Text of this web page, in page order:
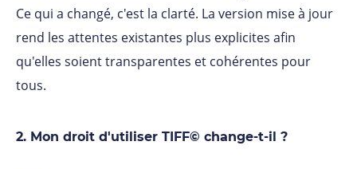
Ce qui a changé, c'est la clarté. La version mise à jour
rend les attentes existantes plus explicites afin
qu'elles soient transparentes et cohérentes pour
tous.
2. Mon droit d'utiliser TIFF© change-t-il ?